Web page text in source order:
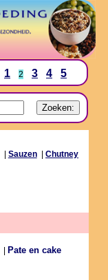
1 2 3 4 5
Sauzen|Chutney
Pate en cake